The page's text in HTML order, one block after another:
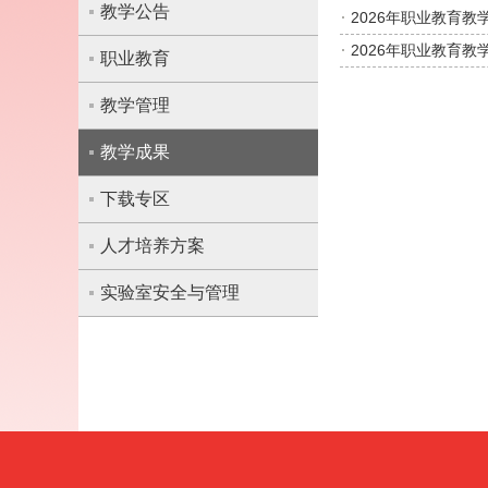
教学公告
职业教育
教学管理
教学成果
下载专区
人才培养方案
实验室安全与管理
2026年职业教育教
2026年职业教育教